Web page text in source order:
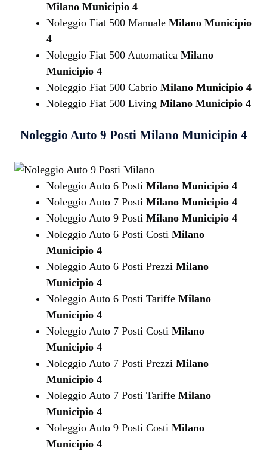
Milano Municipio 4
Noleggio Fiat 500 Manuale Milano Municipio
4
Noleggio Fiat 500 Automatica Milano
Municipio 4
Noleggio Fiat 500 Cabrio Milano Municipio 4
Noleggio Fiat 500 Living Milano Municipio 4
Noleggio Auto 9 PostiMilano Municipio 4
Noleggio Auto 6 Posti Milano Municipio 4
Noleggio Auto 7 Posti Milano Municipio 4
Noleggio Auto 9 Posti Milano Municipio 4
Noleggio Auto 6 Posti Costi Milano
Municipio 4
Noleggio Auto 6 Posti Prezzi Milano
Municipio 4
Noleggio Auto 6 Posti Tariffe Milano
Municipio 4
Noleggio Auto 7 Posti Costi Milano
Municipio 4
Noleggio Auto 7 Posti Prezzi Milano
Municipio 4
Noleggio Auto 7 Posti Tariffe Milano
Municipio 4
Noleggio Auto 9 Posti Costi Milano
Municipio 4